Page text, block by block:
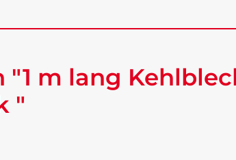
m lang
"